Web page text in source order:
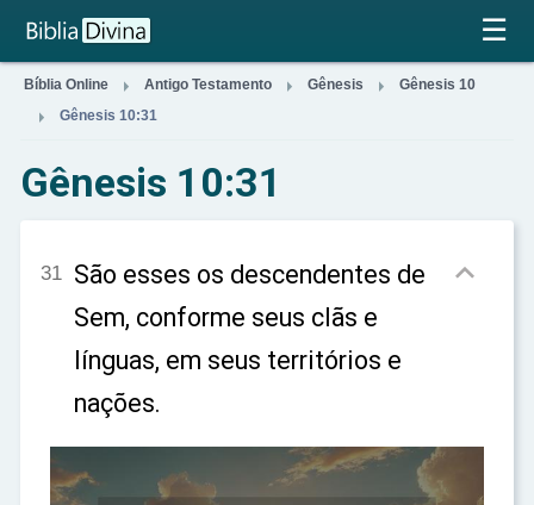
×
☰
Bíblia Online  Antigo Testamento  Gênesis  Gênesis 10
 Gênesis 10:31
Gênesis 10:31
31 São esses os descendentes de
Sem, conforme seus clãs e
línguas, em seus territórios e
nações.
